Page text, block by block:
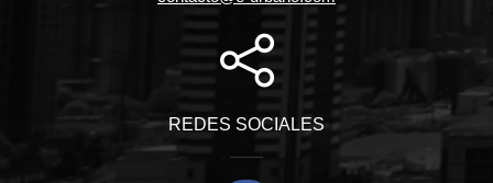
REDES SOCIALES